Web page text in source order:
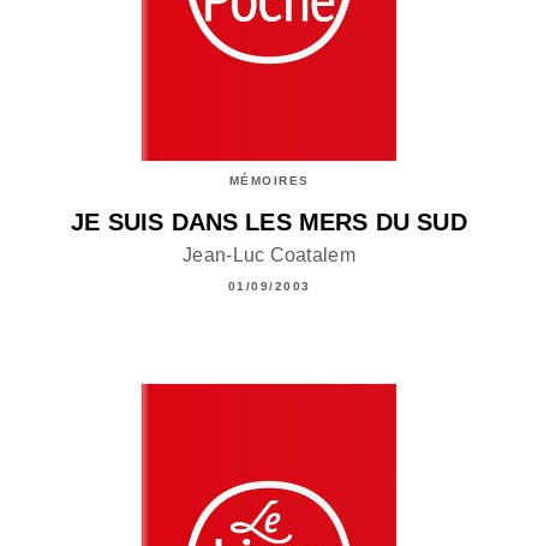
MÉMOIRES
JE SUIS DANS LES MERS DU SUD
Jean-Luc Coatalem
01/09/2003